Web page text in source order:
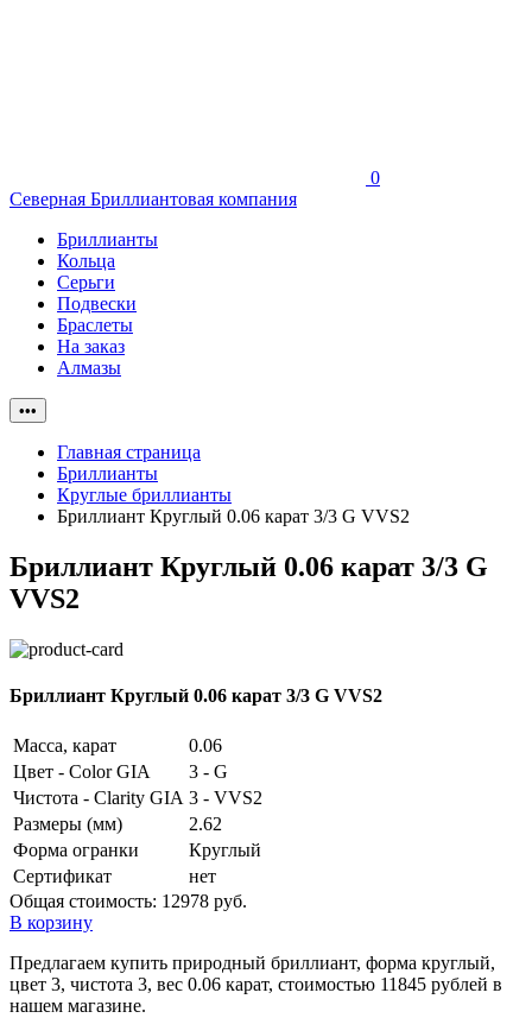
0
Северная Бриллиантовая компания
Бриллианты
Кольца
Серьги
Подвески
Браслеты
На заказ
Алмазы
•••
Главная страница
Бриллианты
Круглые бриллианты
Бриллиант Круглый 0.06 карат 3/3 G VVS2
Бриллиант Круглый 0.06 карат 3/3 G
VVS2
Бриллиант Круглый 0.06 карат 3/3 G VVS2
Масса, карат
0.06
Цвет - Color GIA
3 - G
Чистота - Clarity GIA 3 - VVS2
Размеры (мм)
2.62
Форма огранки
Круглый
Сертификат
нет
Общая стоимость: 12978 руб.
В корзину
Предлагаем купить природный бриллиант, форма круглый,
цвет 3, чистота 3, вес 0.06 карат, стоимостью 11845 рублей в
нашем магазине.